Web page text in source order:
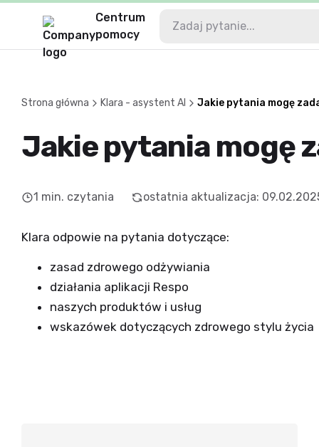
Centrum
pomocy
Strona główna Klara - asystent AI Jakie pytania mogę
Jakie pytania mogę
1 min. czytania ostatnia aktualizacja:
Klara odpowie na pytania dotyczące:
zasad zdrowego odżywiania
działania aplikacji Respo
naszych produktów i usług
wskazówek dotyczących zdrowego stylu życia